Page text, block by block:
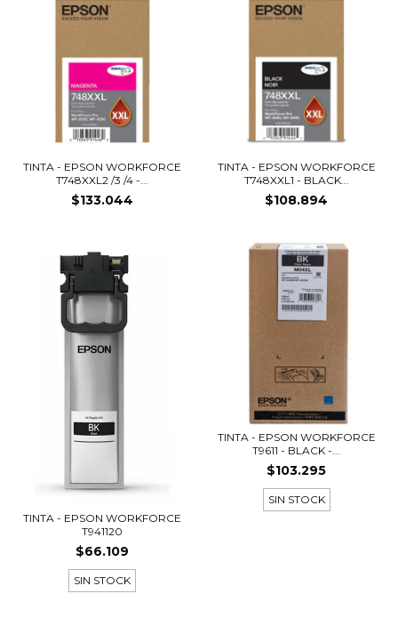
TINTA - EPSON WORKFORCE
T748XXL2 /3 /4 -...
$133.044
TINTA - EPSON WORKFORCE
T748XXL1 - BLACK...
$108.894
TINTA - EPSON WORKFORCE
T941120
$66.109
SIN STOCK
TINTA - EPSON WORKFORCE
T9611 - BLACK -...
$103.295
SIN STOCK